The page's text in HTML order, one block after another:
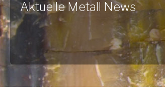
Aktuelle Metall News